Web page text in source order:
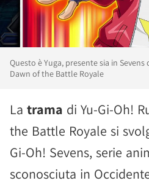
Questo è Yuga, presente sia in Sevens
Dawn of the Battle Royale
La trama di Yu-Gi-Oh!
the Battle Royale si
Gi-Oh! Sevens, serie
sconosciuta in